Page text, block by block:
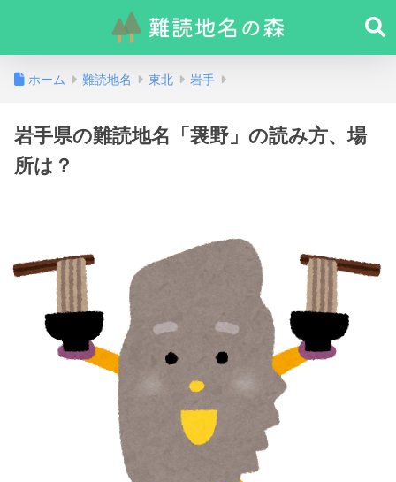
ホーム 難読地名 東北 岩手
岩手県の難読地名「袰野」の読み方、場
所は？